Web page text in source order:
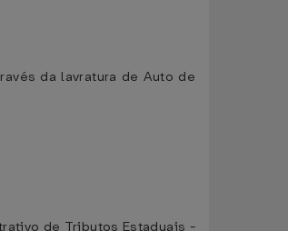
da lavratura de Auto de
de Tributos Estaduais -